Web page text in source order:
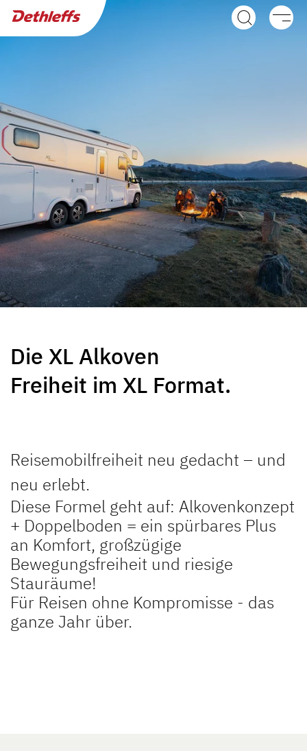
GLOBEBUS ACTIVE
Integriert
GLOBEBUS GO
ACTIVE
Teilintegriert
GLOBEBUS
PERFORMANCE 4X4
PERFORMANCE
JUST CAMP ACTIVE
Teilintegriert
JUST GO ACTIVE
Teilintegriert
NEU
Die XL Alkoven
Freiheit im XL Format.
Reisemobilfreiheit neu gedacht – und
neu erlebt.
Diese Formel geht auf: Alkovenkonzept
+ Doppelboden = ein spürbares Plus
an Komfort, großzügige
Bewegungsfreiheit und riesige
Stauräume!
Für Reisen ohne Kompromisse - das
ganze Jahr über.
Händlersuche